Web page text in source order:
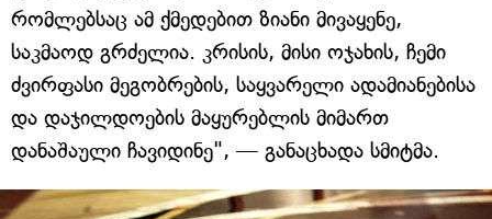
რომლებსაც ამ ქმედებით ზიანი მივაყენე,
საკმაოდ გრძელია. კრისის, მისი ოჯახის, ჩემი
ძვირფასი მეგობრების, საყვარელი ადამიანებისა
და დაჯილდოების მაყურებლის მიმართ
დანაშაული ჩავიდინე", — განაცხადა სმიტმა.